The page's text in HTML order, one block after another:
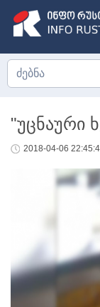
"უცნაური
2018-04-06